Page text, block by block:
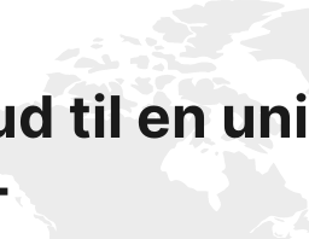
til en